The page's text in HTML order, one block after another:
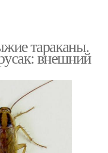
тараканы.
внешний